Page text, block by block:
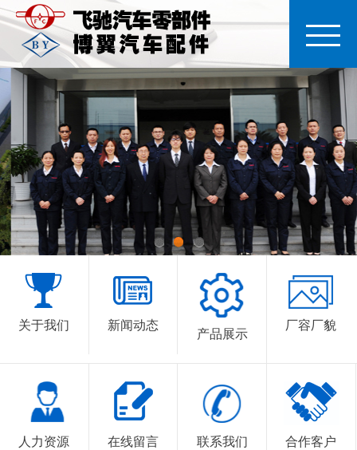
1 2 3
关于我们 新闻动态
产品展示
厂容厂貌
人力资源 在线留言 联系我们 合作客户